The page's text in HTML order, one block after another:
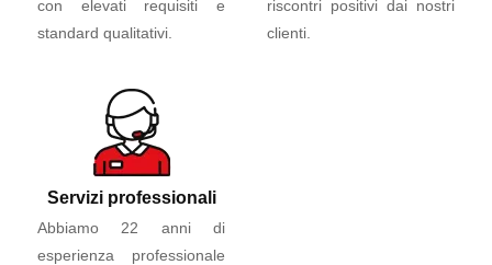
con elevati requisiti e
standard qualitativi.
riscontri positivi dai nostri
clienti.
Servizi professionali
Abbiamo 22 anni di
esperienza professionale